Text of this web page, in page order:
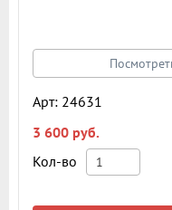
перфорированных
комплектуется
описании
Арт: 24631
3 600 руб.
Кол-во